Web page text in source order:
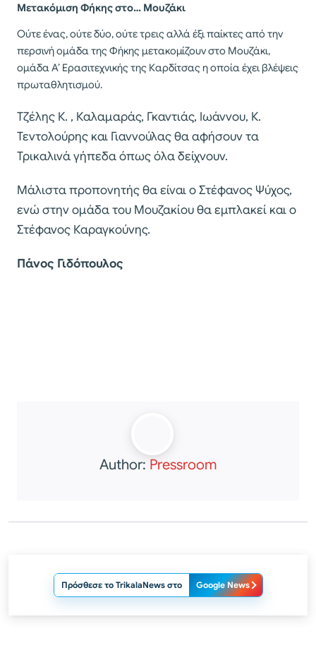
Μετακόμιση Φήκης στο… Μουζάκι
Ούτε ένας, ούτε δύο, ούτε τρεις αλλά έξι παίκτες από την
περσινή ομάδα της Φήκης μετακομίζουν στο Μουζάκι,
ομάδα Α’ Ερασιτεχνικής της Καρδίτσας η οποία έχει βλέψεις
πρωταθλητισμού.
Τζέλης Κ. , Καλαμαράς, Γκαντιάς, Ιωάννου, Κ.
Τεντολούρης και Γιαννούλας θα αφήσουν τα
Τρικαλινά γήπεδα όπως όλα δείχνουν.
Μάλιστα προπονητής θα είναι ο Στέφανος Ψύχος,
ενώ στην ομάδα του Μουζακίου θα εμπλακεί και ο
Στέφανος Καραγκούνης.
Πάνος Γιδόπουλος
Author: Pressroom
Πρόσθεσε το TrikalaNews στο Google News